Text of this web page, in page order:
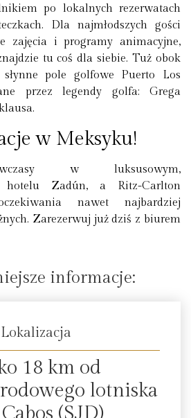
po lokalnych rezerwatach
Dla najmłodszych gości
zajęcia i programy animacyjne,
tu coś dla siebie. Tuż obok
pole golfowe Puerto Los
przez legendy golfa: Grega
w Meksyku!
w luksusowym,
hotelu Zadún, a Ritz-Carlton
nawet najbardziej
Zarezerwuj już dziś z biurem
informacje:
Lokalizacja
18 km od
lotniska